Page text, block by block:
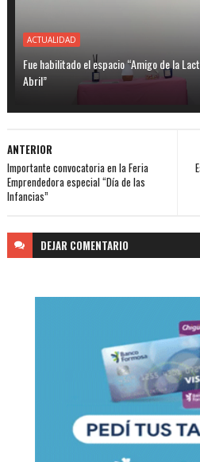
ACTUALIDAD
Fue habilitado el espacio “Amigo de la
Abril”
ANTERIOR
Importante convocatoria en la Feria
Emprendedora especial “Día de las
Infancias”
DEJAR COMENTARIO